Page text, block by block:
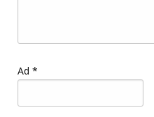
Ad *